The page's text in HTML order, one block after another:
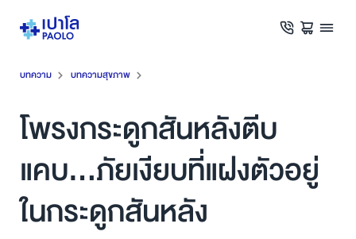
บทความ บทความสุขภาพ
โพรงกระดูกสันหลังตีบ
แคบ...ภัยเงียบที่แฝงตัวอยู่
ในกระดูกสันหลัง